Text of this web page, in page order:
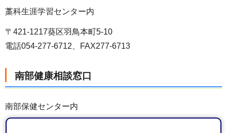
藁科生涯学習センター内
〒421-1217葵区羽鳥本町5-10
電話054-277-6712、FAX277-6713
南部健康相談窓口
南部保健センター内